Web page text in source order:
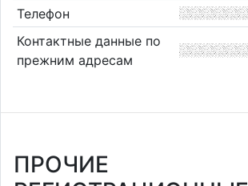
Телефон
Контактные данные по
прежним адресам
ПРОЧИЕ